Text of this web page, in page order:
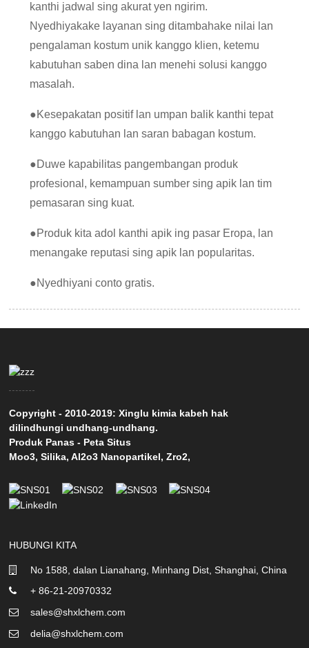
kanthi jadwal sing akurat yen ngirim.
Nyedhiyakake layanan sing ditambahake nilai lan
pengalaman kostum unik kanggo klien, ketemu
kabutuhan saben dina lan menehi solusi kanggo
masalah.
●Kesepakatan positif lan umpan balik kanthi tepat
kanggo kabutuhan lan saran babagan kostum.
●Duwe kapabilitas pangembangan produk
profesional, kemampuan sumber sing apik lan tim
pemasaran sing kuat.
●Produk kita adol kanthi apik ing pasar Eropa, lan
menangake reputasi sing apik lan popularitas.
●Nyedhiyani conto gratis.
Copyright - 2010-2019: Xinglu kimia kabeh hak
dilindhungi undhang-undhang.
Produk Panas - Peta Situs
Moo3,Silika,Al2o3 Nanopartikel,Zro2,
HUBUNGI KITA
No 1588, dalan Lianahang, Minhang Dist, Shanghai, China
+ 86-21-20970332
sales@shxlchem.com
delia@shxlchem.com